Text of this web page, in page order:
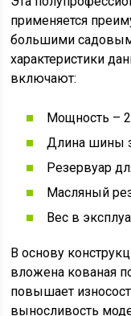
применяется
большими
характеристики
включают:
Мощность –
Длина шины
Резервуар
Масляный
Вес в
В основу
вложена кованая
повышает
выносливость